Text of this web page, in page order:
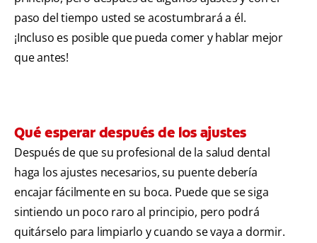
paso del tiempo usted se acostumbrará a él.
¡Incluso es posible que pueda comer y hablar mejor
que antes!
Qué esperar después de los ajustes
Después de que su profesional de la salud dental
haga los ajustes necesarios, su puente debería
encajar fácilmente en su boca. Puede que se siga
sintiendo un poco raro al principio, pero podrá
quitárselo para limpiarlo y cuando se vaya a dormir.